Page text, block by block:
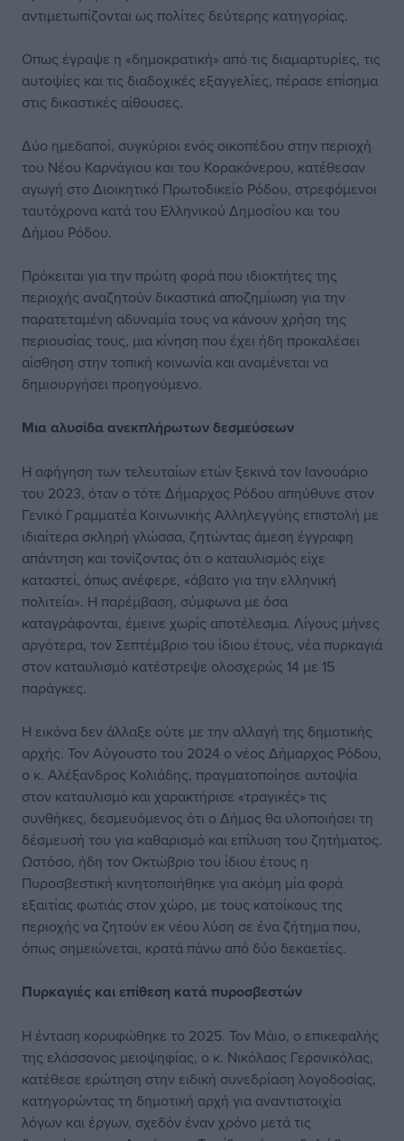
αντιμετωπίζονται ως πολίτες δεύτερης κατηγορίας.
Οπως έγραψε η «δημοκρατική» από τις διαμαρτυρίες, τις
αυτοψίες και τις διαδοχικές εξαγγελίες, πέρασε επίσημα
στις δικαστικές αίθουσες.
Δύο ημεδαποί, συγκύριοι ενός οικοπέδου στην περιοχή
του Νέου Καρνάγιου και του Κορακόνερου, κατέθεσαν
αγωγή στο Διοικητικό Πρωτοδικείο Ρόδου, στρεφόμενοι
ταυτόχρονα κατά του Ελληνικού Δημοσίου και του
Δήμου Ρόδου.
Πρόκειται για την πρώτη φορά που ιδιοκτήτες της
περιοχής αναζητούν δικαστικά αποζημίωση για την
παρατεταμένη αδυναμία τους να κάνουν χρήση της
περιουσίας τους, μια κίνηση που έχει ήδη προκαλέσει
αίσθηση στην τοπική κοινωνία και αναμένεται να
δημιουργήσει προηγούμενο.
Μια αλυσίδα ανεκπλήρωτων δεσμεύσεων
Η αφήγηση των τελευταίων ετών ξεκινά τον Ιανουάριο
του 2023, όταν ο τότε Δήμαρχος Ρόδου απηύθυνε στον
Γενικό Γραμματέα Κοινωνικής Αλληλεγγύης επιστολή με
ιδιαίτερα σκληρή γλώσσα, ζητώντας άμεση έγγραφη
απάντηση και τονίζοντας ότι ο καταυλισμός είχε
καταστεί, όπως ανέφερε, «άβατο για την ελληνική
πολιτεία». Η παρέμβαση, σύμφωνα με όσα
καταγράφονται, έμεινε χωρίς αποτέλεσμα. Λίγους μήνες
αργότερα, τον Σεπτέμβριο του ίδιου έτους, νέα πυρκαγιά
στον καταυλισμό κατέστρεψε ολοσχερώς 14 με 15
παράγκες.
Η εικόνα δεν άλλαξε ούτε με την αλλαγή της δημοτικής
αρχής. Τον Αύγουστο του 2024 ο νέος Δήμαρχος Ρόδου,
ο κ. Αλέξανδρος Κολιάδης, πραγματοποίησε αυτοψία
στον καταυλισμό και χαρακτήρισε «τραγικές» τις
συνθήκες, δεσμευόμενος ότι ο Δήμος θα υλοποιήσει τη
δέσμευσή του για καθαρισμό και επίλυση του ζητήματος.
Ωστόσο, ήδη τον Οκτώβριο του ίδιου έτους η
Πυροσβεστική κινητοποιήθηκε για ακόμη μία φορά
εξαιτίας φωτιάς στον χώρο, με τους κατοίκους της
περιοχής να ζητούν εκ νέου λύση σε ένα ζήτημα που,
όπως σημειώνεται, κρατά πάνω από δύο δεκαετίες.
Πυρκαγιές και επίθεση κατά πυροσβεστών
Η ένταση κορυφώθηκε το 2025. Τον Μάιο, ο επικεφαλής
της ελάσσονος μειοψηφίας, ο κ. Νικόλαος Γερονικόλας,
κατέθεσε ερώτηση στην ειδική συνεδρίαση λογοδοσίας,
κατηγορώντας τη δημοτική αρχή για αναντιστοιχία
λόγων και έργων, σχεδόν έναν χρόνο μετά τις